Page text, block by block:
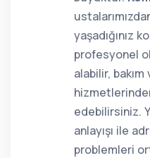
yaşadığınız
profesyonel
alabilir,
edebilirsiniz.
anlayışı ile
problemleri